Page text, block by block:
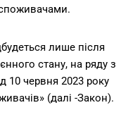
споживачами.
лише після
стану, на ряду з
10 червня 2023 року
(далі -Закон).